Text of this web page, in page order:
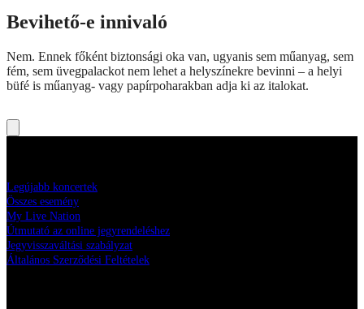
Bevihető-e innivaló
Nem. Ennek főként biztonsági oka van, ugyanis sem műanyag, sem
fém, sem üvegpalackot nem lehet a helyszínekre bevinni – a helyi
büfé is műanyag- vagy papírpoharakban adja ki az italokat.
Legújabb koncertek
Összes esemény
My Live Nation
Útmutató az online jegyrendeléshez
Jegyvisszaváltási szabályzat
Általános Szerződési Feltételek